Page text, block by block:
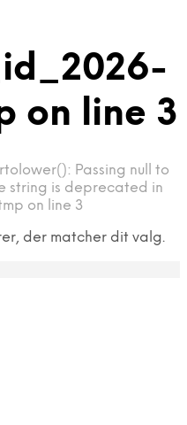
on line 3
Passing null to
string is deprecated in
on line 3
der matcher dit valg.